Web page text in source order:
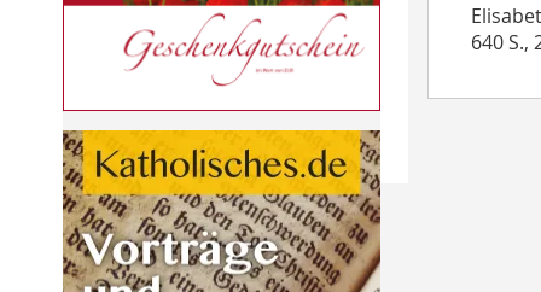
640 S.,